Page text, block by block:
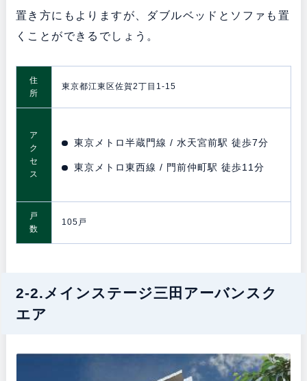
置き方にもよりますが、ダブルベッドとソファも置
くことができるでしょう。
住
所
東京都江東区佐賀2丁目1-15
ア
ク
セ
ス
東京メトロ半蔵門線 / 水天宮前駅 徒歩7分
東京メトロ東西線 / 門前仲町駅 徒歩11分
戸
数
105戸
2-2.メインステージ三田アーバンスク
エア